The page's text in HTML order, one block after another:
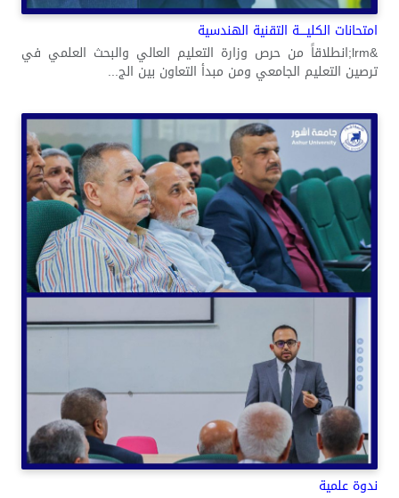
امتحانات الكليــــة التقنية الهندسية
&lrm;انطلاقاً من حرص وزارة التعليم العالي والبحث العلمي في
ترصين التعليم الجامعي ومن مبدأ التعاون بين الج...
ندوة علمية